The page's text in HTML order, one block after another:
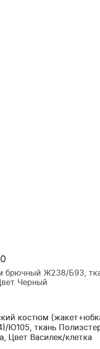
брючный Ж238/Б93,
Черный